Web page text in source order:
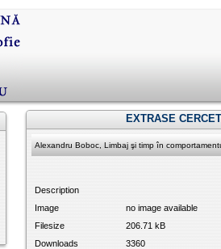
EXTRASE
Alexandru Boboc, Limbaj şi timp în
Description
Image
no image available
Filesize
206.71 kB
Downloads
3360